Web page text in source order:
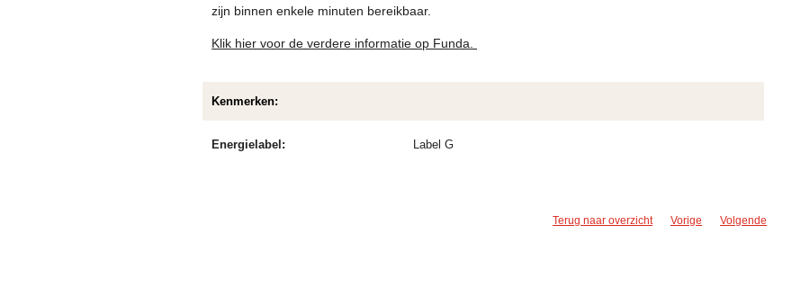
zijn binnen enkele minuten bereikbaar.
Klik hier voor de verdere informatie op Funda.
Kenmerken:
Energielabel: Label G
Terug naar overzicht Vorige Volgende